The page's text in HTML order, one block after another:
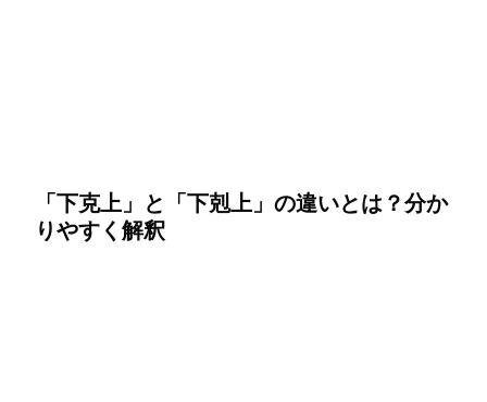
「下克上」と「下剋上」の違いとは？分か
りやすく解釈